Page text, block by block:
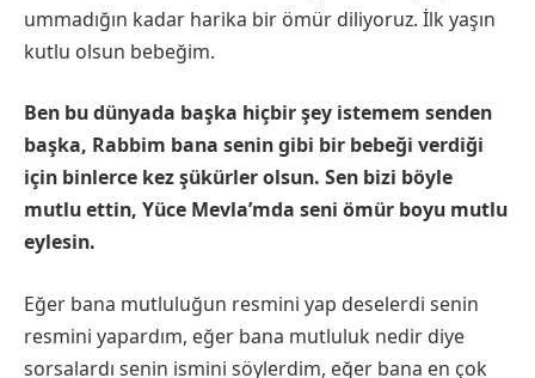
ummadığın kadar harika bir ömür diliyoruz. İlk yaşın
kutlu olsun bebeğim.
Ben bu dünyada başka hiçbir şey istemem senden
başka, Rabbim bana senin gibi bir bebeği verdiği
için binlerce kez şükürler olsun. Sen bizi böyle
mutlu ettin, Yüce Mevla’mda seni ömür boyu mutlu
eylesin.
Eğer bana mutluluğun resmini yap deselerdi senin
resmini yapardım, eğer bana mutluluk nedir diye
sorsalardı senin ismini söylerdim, eğer bana en çok